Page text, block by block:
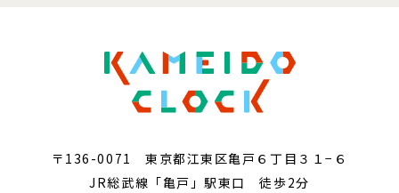
〒136-0071 東京都江東区亀戸６丁目３１−６
JR総武線「亀戸」駅東口 徒歩2分